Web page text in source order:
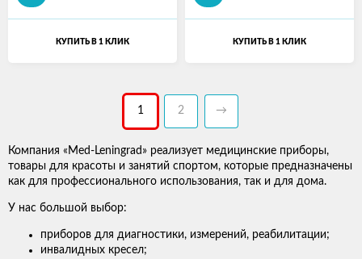
КУПИТЬ В 1 КЛИК КУПИТЬ В 1 КЛИК
1 2 →
Компания «Med-Leningrad» реализует медицинские приборы,
товары для красоты и занятий спортом, которые предназначены
как для профессионального использования, так и для дома.
У нас большой выбор:
приборов для диагностики, измерений, реабилитации;
инвалидных кресел;